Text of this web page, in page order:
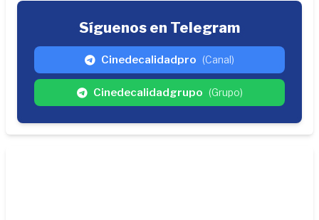
Síguenos en Telegram
Cinedecalidadpro (Canal)
Cinedecalidadgrupo (Grupo)